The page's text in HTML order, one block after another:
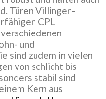
Türen Villingen-
CPL
und
sind zudem in vielen
von schlicht bis
stabil sind
Kern aus